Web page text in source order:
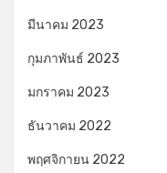
มีนาคม 2023
กุมภาพันธ์ 2023
มกราคม 2023
ธันวาคม 2022
พฤศจิกายน 2022